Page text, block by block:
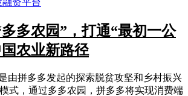
多农园”，打通“最初一公
农业新路径
由拼多多发起的探索脱贫攻坚和乡村振兴
式，通过多多农园，拼多多将实现消费端